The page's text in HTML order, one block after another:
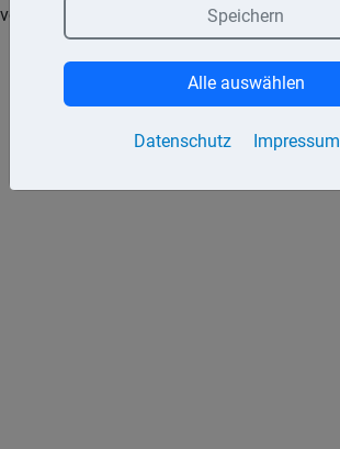
vom Befund des Zahnarztes ab.
Datenschutz Impressum
Speichern
Alle auswählen